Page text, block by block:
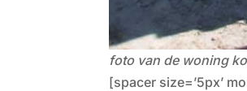
foto van de woning
[spacer size=’5px’